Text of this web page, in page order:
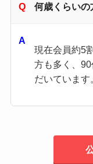
何歳くらいの
現在会員約5
方も多く、
だいています